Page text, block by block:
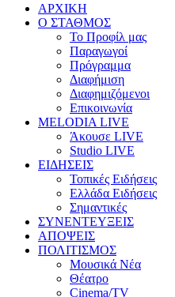
ΑΡΧΙΚΗ
Ο ΣΤΑΘΜΟΣ
Το Προφίλ μας
Παραγωγοί
Πρόγραμμα
Διαφήμιση
Διαφημιζόμενοι
Επικοινωνία
MELODIA LIVE
Άκουσε LIVE
Studio LIVE
ΕΙΔΗΣΕΙΣ
Τοπικές Ειδήσεις
Ελλάδα Ειδήσεις
Σημαντικές
ΣΥΝΕΝΤΕΥΞΕΙΣ
ΑΠΟΨΕΙΣ
ΠΟΛΙΤΙΣΜΟΣ
Μουσικά Νέα
Θέατρο
Cinema/TV